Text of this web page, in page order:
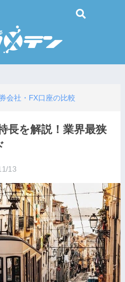
会社・FX口座の比較
長を解説！業界最狭
13